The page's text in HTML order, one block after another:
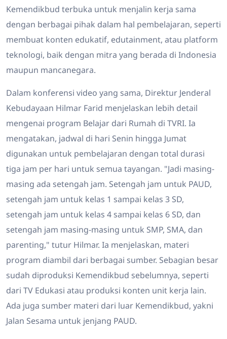
Kemendikbud terbuka untuk menjalin kerja sama
dengan berbagai pihak dalam hal pembelajaran, seperti
membuat konten edukatif, edutainment, atau platform
teknologi, baik dengan mitra yang berada di Indonesia
maupun mancanegara.
Dalam konferensi video yang sama, Direktur Jenderal
Kebudayaan Hilmar Farid menjelaskan lebih detail
mengenai program Belajar dari Rumah di TVRI. Ia
mengatakan, jadwal di hari Senin hingga Jumat
digunakan untuk pembelajaran dengan total durasi
tiga jam per hari untuk semua tayangan. "Jadi masing-
masing ada setengah jam. Setengah jam untuk PAUD,
setengah jam untuk kelas 1 sampai kelas 3 SD,
setengah jam untuk kelas 4 sampai kelas 6 SD, dan
setengah jam masing-masing untuk SMP, SMA, dan
parenting," tutur Hilmar. Ia menjelaskan, materi
program diambil dari berbagai sumber. Sebagian besar
sudah diproduksi Kemendikbud sebelumnya, seperti
dari TV Edukasi atau produksi konten unit kerja lain.
Ada juga sumber materi dari luar Kemendikbud, yakni
Jalan Sesama untuk jenjang PAUD.